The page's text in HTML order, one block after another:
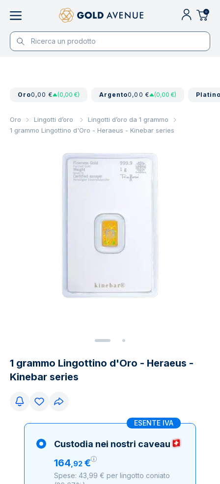
0
Oro0,00 € (0,00 €) Argento0,00 € (0,00 €)
Oro Lingotti d’oro
Lingotti d’oro da 1 grammo
1 grammo Lingottino d'Oro - Heraeus - Kinebar series
1 grammo Lingottino d'Oro - Heraeus -
Kinebar series
ESENTE IVA
Custodia nei nostri caveau
164,92 €
Spese: 43,99 € per lingotto coniato